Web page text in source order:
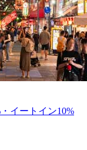
イートイン10%